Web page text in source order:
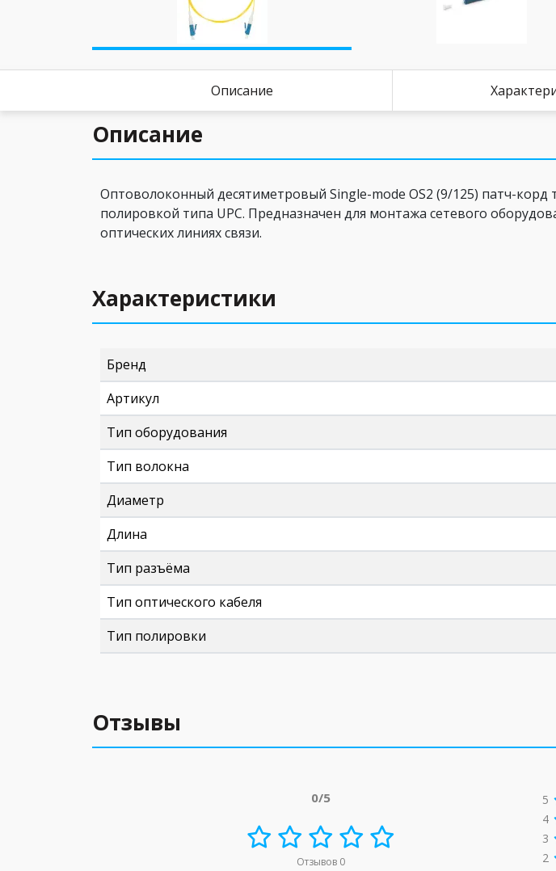
Описание
Описание
Оптоволоконный десятиметровый Single-mode OS2 (9/125) патч-корд
полировкой типа UPC. Предназначен для монтажа сетевого
оптических линиях связи.
Характеристики
Бренд
Артикул
Тип оборудования
Тип волокна
Диаметр
Длина
Тип разъёма
Тип оптического кабеля
Тип полировки
Отзывы
0/5
Отзывов 0
5
4
3
2